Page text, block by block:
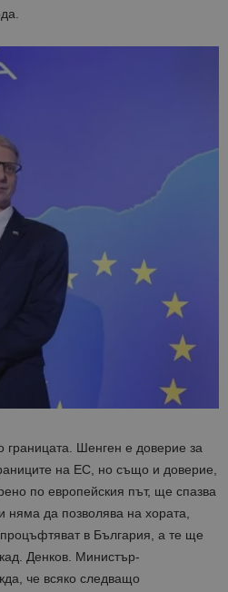
границата. Шенген е доверие за
на ЕС, но също и доверие,
по европейския път, ще спазва
няма да позволява на хората,
в България, а те ще
Денков. Министър-
че всяко следващо